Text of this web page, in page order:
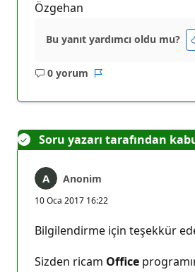
Özgehan
Bu yanıt yardımcı oldu mu?
0 yorum
Açıklama
Soru yazarı tarafından
Anonim
10 Oca 2017 16:22
Bilgilendirme için teşekkür
Sizden ricam Office